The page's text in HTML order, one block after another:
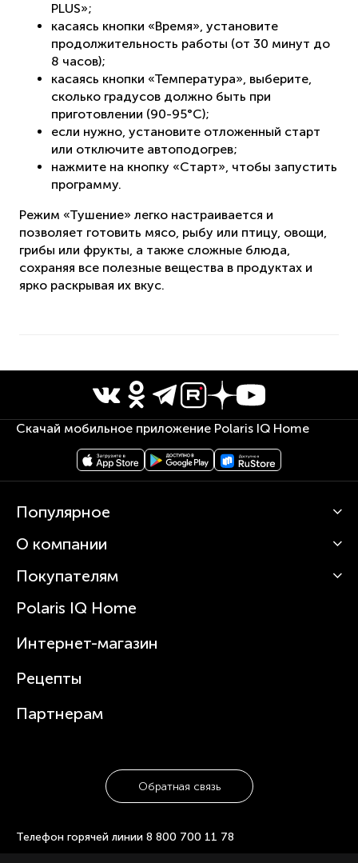
PLUS»;
касаясь кнопки «Время», установите
продолжительность работы (от 30 минут до
8 часов);
касаясь кнопки «Температура», выберите,
сколько градусов должно быть при
приготовлении (90-95°C);
если нужно, установите отложенный старт
или отключите автоподогрев;
нажмите на кнопку «Старт», чтобы запустить
программу.
Режим «Тушение» легко настраивается и
позволяет готовить мясо, рыбу или птицу, овощи,
грибы или фрукты, а также сложные блюда,
сохраняя все полезные вещества в продуктах и
ярко раскрывая их вкус.
Скачай мобильное приложение Polaris IQ Home
Популярное
Кофемашины
Вертикальные пылесосы
Зубные щетки и ирригаторы
Увлажнители
Посуда
О компании
О Polaris
Статьи
Покупателям
Сервисные центры
Где купить
Polaris IQ Home
Интернет-магазин
Рецепты
Партнерам
Обратная связь
Телефон горячей линии 8 800 700 11 78